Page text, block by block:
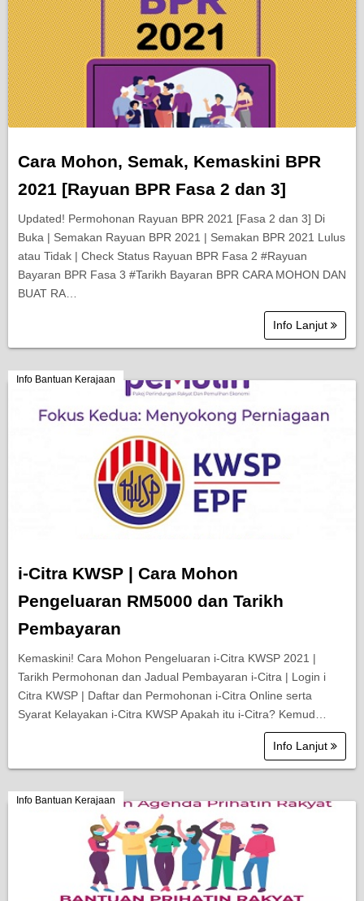
Cara Mohon, Semak, Kemaskini BPR
2021 [Rayuan BPR Fasa 2 dan 3]
Updated! Permohonan Rayuan BPR 2021 [Fasa 2 dan 3] Di
Buka | Semakan Rayuan BPR 2021 | Semakan BPR 2021 Lulus
atau Tidak | Check Status Rayuan BPR Fasa 2 #Rayuan
Bayaran BPR Fasa 3 #Tarikh Bayaran BPR CARA MOHON DAN
BUAT RA…
Info Lanjut
Info Bantuan Kerajaan
i-Citra KWSP | Cara Mohon
Pengeluaran RM5000 dan Tarikh
Pembayaran
Kemaskini! Cara Mohon Pengeluaran i-Citra KWSP 2021 |
Tarikh Permohonan dan Jadual Pembayaran i-Citra | Login i
Citra KWSP | Daftar dan Permohonan i-Citra Online serta
Syarat Kelayakan i-Citra KWSP Apakah itu i-Citra? Kemud…
Info Lanjut
Info Bantuan Kerajaan